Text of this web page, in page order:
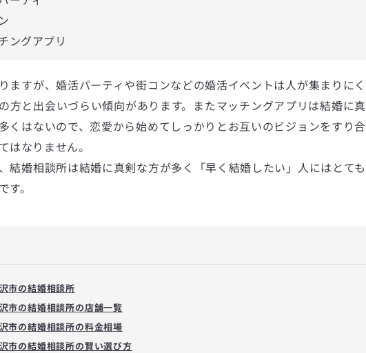
ングアプリ
ますが、婚活パーティや街コンなどの婚活イベントは人が集まりにく
方と出会いづらい傾向があります。またマッチングアプリは結婚に真
くはないので、恋愛から始めてしっかりとお互いのビジョンをすり合
はなりません。
結婚相談所は結婚に真剣な方が多く「早く結婚したい」人にはとても
す。
市の結婚相談所
市の結婚相談所の店舗一覧
市の結婚相談所の料金相場
市の結婚相談所の賢い選び方